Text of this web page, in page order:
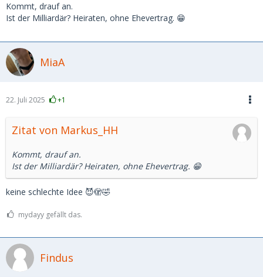
Kommt, drauf an.
Ist der Milliardär? Heiraten, ohne Ehevertrag. 😁
MiaA
22. Juli 2025 +1
Zitat von Markus_HH
Kommt, drauf an.
Ist der Milliardär? Heiraten, ohne Ehevertrag. 😁
keine schlechte Idee 😈🫣🤣
mydayy gefällt das.
Findus